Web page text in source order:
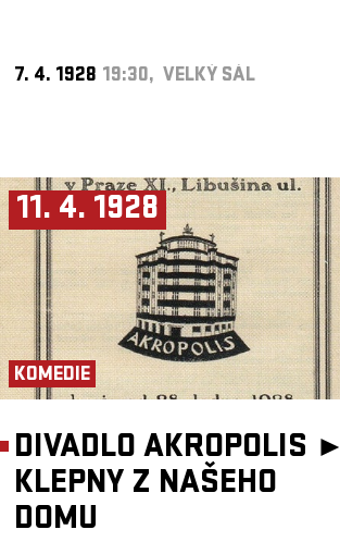
7. 4. 1928 19:30, VELKÝ SÁL
11. 4. 1928
KOMEDIE
DIVADLO AKROPOLIS ►
KLEPNY Z NAŠEHO
DOMU